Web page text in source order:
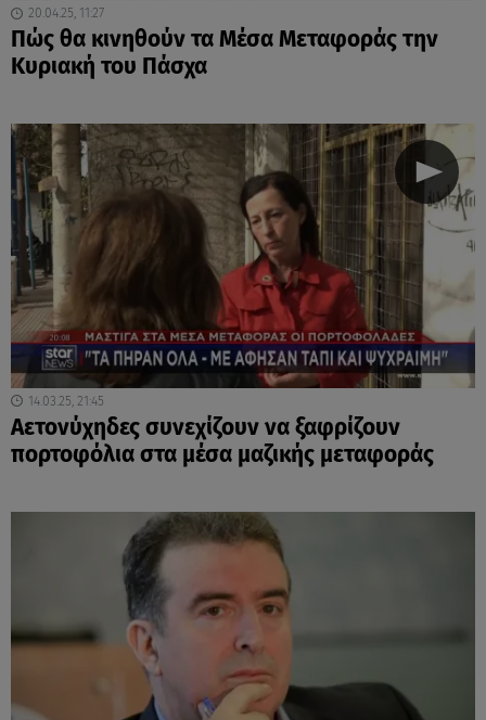
20.04.25, 11:27
Πώς θα κινηθούν τα Μέσα Μεταφοράς την
Κυριακή του Πάσχα
14.03.25, 21:45
Αετονύχηδες συνεχίζουν να ξαφρίζουν
πορτοφόλια στα μέσα μαζικής μεταφοράς